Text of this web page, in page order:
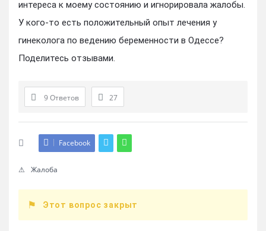
интереса к моему состоянию и игнорировала жалобы.
У кого-то есть положительный опыт лечения у
гинеколога по ведению беременности в Одессе?
Поделитесь отзывами.
9 Ответов 27
Facebook
Жалоба
Этот вопрос закрыт